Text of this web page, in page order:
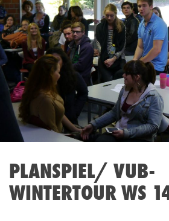
PLANSPIEL/ VUB-
WINTERTOUR WS